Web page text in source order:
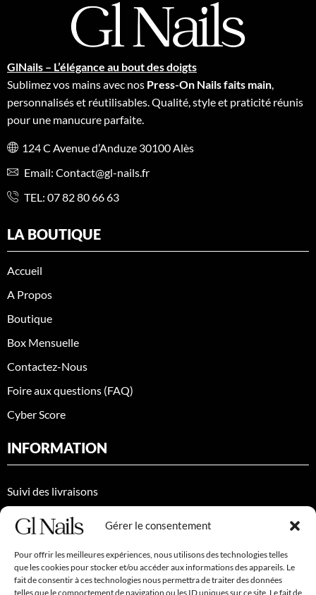
Gérer le consentement
Pour offrir les meilleures expériences, nous utilisons des technologies telles
que les cookies pour stocker et/ou accéder aux informations des appareils. Le
fait de consentir à ces technologies nous permettra de traiter des données
telles que le comportement de navigation ou les ID uniques sur ce site. Le fait de
GlNails – L’élégance au bout des doigts
Sublimez vos mains avec nos Press-On Nails faits main
personnalisés et réutilisables. Qualité, style et praticité réunis
pour une manucure parfaite.
124 C Avenue d’Anduze 30100 Alès
Email: Contact@gl-nails.fr
TEL: 07 82 80 66 63
LA BOUTIQUE
Accueil
A Propos
Boutique
Box Mensuelle
Contactez-Nous
Foire aux questions (FAQ)
Cyber Score
INFORMATION
Suivi des livraisons
Politique de Confidentialité
Conditions générales de vente
Politique de Cookies (EU)
Retour et remboursement